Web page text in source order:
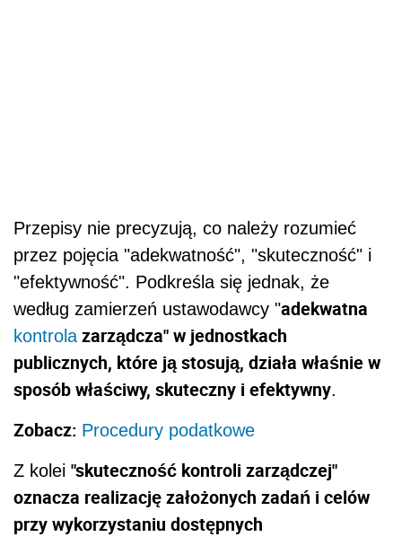
Przepisy nie precyzują, co należy rozumieć
przez pojęcia "adekwatność", "skuteczność" i
"efektywność". Podkreśla się jednak, że
według zamierzeń ustawodawcy "adekwatna
kontrolazarządcza" w jednostkach
publicznych, które ją stosują, działa właśnie w
sposób właściwy, skuteczny i efektywny.
Zobacz: Procedury podatkowe
Z kolei "skuteczność kontroli zarządczej"
oznacza realizację założonych zadań i celów
przy wykorzystaniu dostępnych